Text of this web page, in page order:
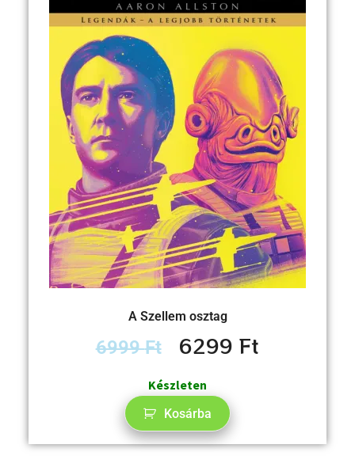
A Szellem osztag
6999Ft 6299Ft
Készleten
Kosárba